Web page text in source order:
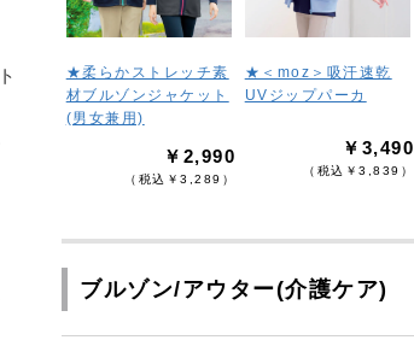
★柔らかストレッチ素
材ブルゾンジャケット
(男女兼用)
￥2,990
（税込￥3,289）
★＜moz＞吸汗速乾
UVジップパーカ
￥3,490
（税込￥3,839）
ブルゾン/アウター(介護ケア)